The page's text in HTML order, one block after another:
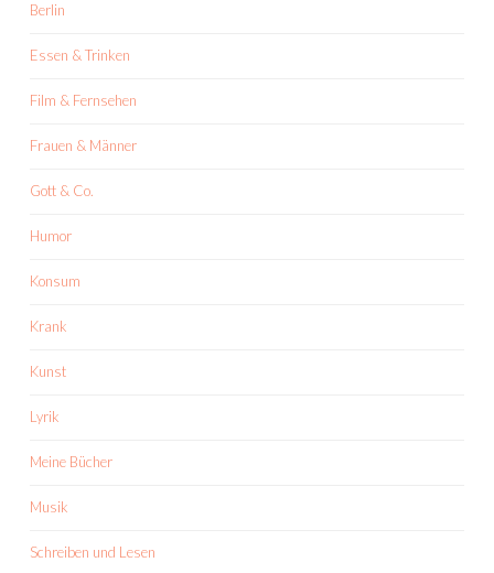
Berlin
Essen & Trinken
Film & Fernsehen
Frauen & Männer
Gott & Co.
Humor
Konsum
Krank
Kunst
Lyrik
Meine Bücher
Musik
Schreiben und Lesen